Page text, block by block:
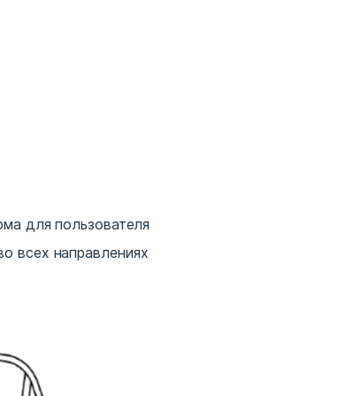
для пользователя
всех направлениях